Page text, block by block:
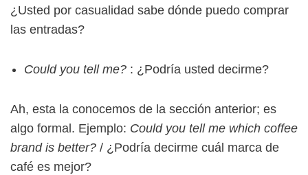
¿Usted por casualidad sabe dónde puedo comprar
las entradas?
Could you tell me? : ¿Podría usted decirme?
Ah, esta la conocemos de la sección anterior; es
algo formal. Ejemplo: Could you tell me which coffee
brand is better? / ¿Podría decirme cuál marca de
café es mejor?